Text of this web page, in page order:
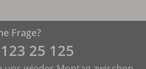
Frage?
25 125